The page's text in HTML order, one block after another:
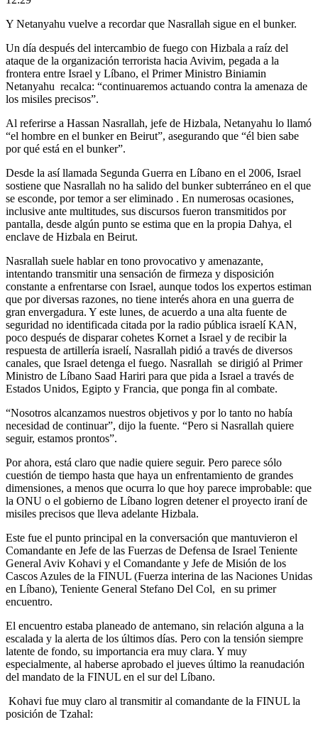
Y Netanyahu vuelve a recordar que Nasrallah sigue en el bunker.
Un día después del intercambio de fuego con Hizbala a raíz del
ataque de la organización terrorista hacia Avivim, pegada a la
frontera entre Israel y Líbano, el Primer Ministro Biniamin
Netanyahu recalca: “continuaremos actuando contra la amenaza de
los misiles precisos”.
Al referirse a Hassan Nasrallah, jefe de Hizbala, Netanyahu lo llamó
“el hombre en el bunker en Beirut”, asegurando que “él bien sabe
por qué está en el bunker”.
Desde la así llamada Segunda Guerra en Líbano en el 2006, Israel
sostiene que Nasrallah no ha salido del bunker subterráneo en el que
se esconde, por temor a ser eliminado . En numerosas ocasiones,
inclusive ante multitudes, sus discursos fueron transmitidos por
pantalla, desde algún punto se estima que en la propia Dahya, el
enclave de Hizbala en Beirut.
Nasrallah suele hablar en tono provocativo y amenazante,
intentando transmitir una sensación de firmeza y disposición
constante a enfrentarse con Israel, aunque todos los expertos estiman
que por diversas razones, no tiene interés ahora en una guerra de
gran envergadura. Y este lunes, de acuerdo a una alta fuente de
seguridad no identificada citada por la radio pública israelí KAN,
poco después de disparar cohetes Kornet a Israel y de recibir la
respuesta de artillería israelí, Nasrallah pidió a través de diversos
canales, que Israel detenga el fuego. Nasrallah se dirigió al Primer
Ministro de Líbano Saad Hariri para que pida a Israel a través de
Estados Unidos, Egipto y Francia, que ponga fin al combate.
“Nosotros alcanzamos nuestros objetivos y por lo tanto no había
necesidad de continuar”, dijo la fuente. “Pero si Nasrallah quiere
seguir, estamos prontos”.
Por ahora, está claro que nadie quiere seguir. Pero parece sólo
cuestión de tiempo hasta que haya un enfrentamiento de grandes
dimensiones, a menos que ocurra lo que hoy parece improbable: que
la ONU o el gobierno de Líbano logren detener el proyecto iraní de
misiles precisos que lleva adelante Hizbala.
Este fue el punto principal en la conversación que mantuvieron el
Comandante en Jefe de las Fuerzas de Defensa de Israel Teniente
General Aviv Kohavi y el Comandante y Jefe de Misión de los
Cascos Azules de la FINUL (Fuerza interina de las Naciones Unidas
en Líbano), Teniente General Stefano Del Col, en su primer
encuentro.
El encuentro estaba planeado de antemano, sin relación alguna a la
escalada y la alerta de los últimos días. Pero con la tensión siempre
latente de fondo, su importancia era muy clara. Y muy
especialmente, al haberse aprobado el jueves último la reanudación
del mandato de la FINUL en el sur del Líbano.
Kohavi fue muy claro al transmitir al comandante de la FINUL la
posición de Tzahal: